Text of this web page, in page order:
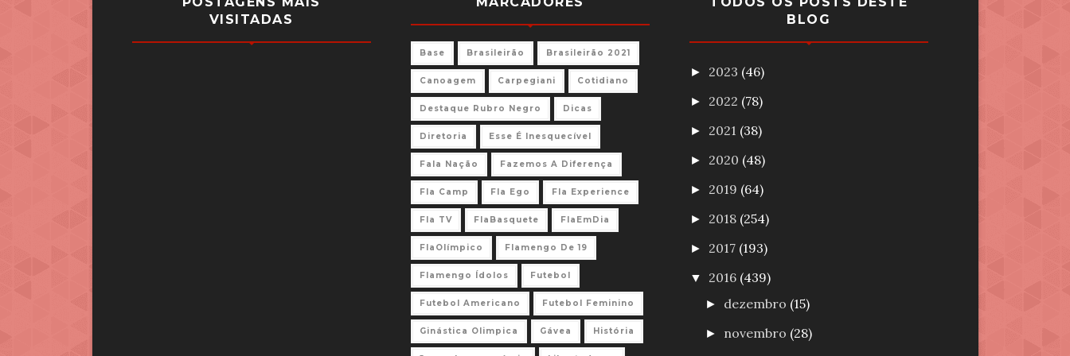
VISITADAS
Base Brasileirão Brasileirão 2021
Canoagem Carpegiani Cotidiano
Destaque Rubro Negro Dicas
Diretoria Esse É Inesquecível
Fala Nação Fazemos A Diferença
Fla Camp Fla Ego Fla Experience
Fla TV FlaBasquete FlaEmDia
FlaOlímpico Flamengo De 19
Flamengo Ídolos Futebol
Futebol Americano Futebol Feminino
Ginástica Olimpica Gávea História
BLOG
► 2023 (46)
► 2022 (78)
► 2021 (38)
► 2020 (48)
► 2019 (64)
► 2018 (254)
► 2017 (193)
▼ 2016 (439)
► dezembro (15)
► novembro (28)